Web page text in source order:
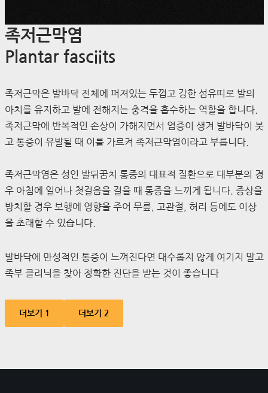
족저근막염
Plantar fasciits
족저근막은 발바닥 전체에 퍼져있는 두껍고 강한 섬유띠로 발의
아치를 유지하고 발에 전해지는 충격을 흡수하는 역할을 합니다.
족저근막에 반복적인 손상이 가해지면서 염증이 생겨 발바닥이 붓
고 통증이 유발될 때 이를 가르켜 족저근막염이라고 부릅니다.
족저근막염은 성인 발뒤꿈치 통증의 대표적 질환으로 대부분의 경
우 아침에 일어나 첫걸음을 걸을 때 통증을 느끼게 됩니다. 증상을
방치할 경우 보행에 영향을 주어 무릎, 고관절, 허리 등에도 이상
을 초래할 수 있습니다.
발바닥에 만성적인 통증이 느껴진다면 대수롭지 않게 여기지 말고
족부 클리닉을 찾아 정확한 진단을 받는 것이 좋습니다
더보기 1 더보기 2